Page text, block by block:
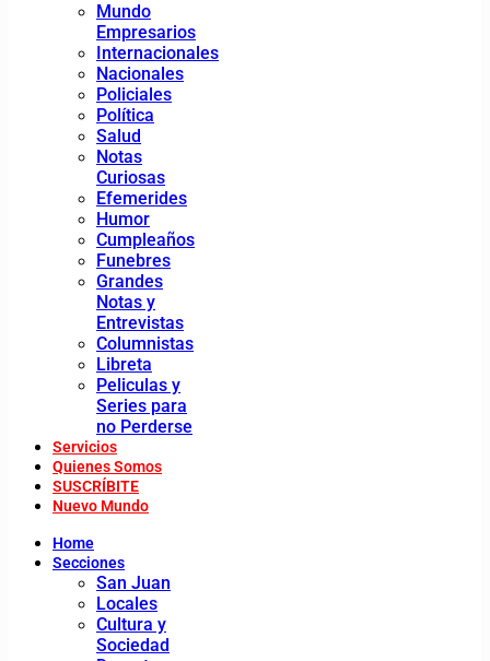
Mundo
Empresarios
Internacionales
Nacionales
Policiales
Política
Salud
Notas
Curiosas
Efemerides
Humor
Cumpleaños
Funebres
Grandes
Notas y
Entrevistas
Columnistas
Libreta
Peliculas y
Series para
no Perderse
Servicios
Quienes Somos
SUSCRÍBITE
Nuevo Mundo
Home
Secciones
San Juan
Locales
Cultura y
Sociedad